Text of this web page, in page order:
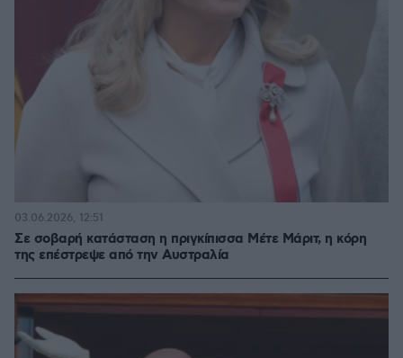
Σε σοβαρή κατάσταση η πριγκίπισσα Μέτε Μάριτ, η κόρη
της επέστρεψε από την Αυστραλία
03.06.2026, 12:51